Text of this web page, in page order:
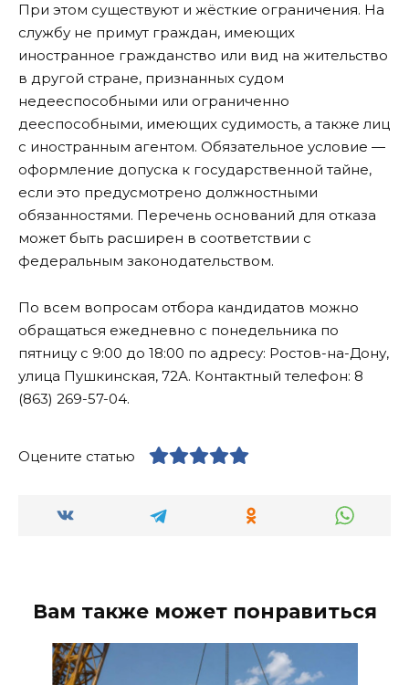
При этом существуют и жёсткие ограничения. На
службу не примут граждан, имеющих
иностранное гражданство или вид на жительство
в другой стране, признанных судом
недееспособными или ограниченно
дееспособными, имеющих судимость, а также лиц
с иностранным агентом. Обязательное условие —
оформление допуска к государственной тайне,
если это предусмотрено должностными
обязанностями. Перечень оснований для отказа
может быть расширен в соответствии с
федеральным законодательством.
По всем вопросам отбора кандидатов можно
обращаться ежедневно с понедельника по
пятницу с 9:00 до 18:00 по адресу: Ростов-на-Дону,
улица Пушкинская, 72А. Контактный телефон: 8
(863) 269-57-04.
Оцените статью
Вам также может понравиться